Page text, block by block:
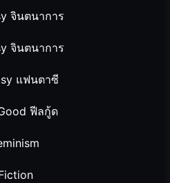
จินตนาการ
จินตนาการ
แฟนตาซี
ฟีลกู้ด